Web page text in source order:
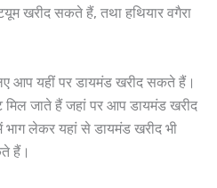
खरीद सकते हैं, तथा हथियार वगैरा
आप यहीं पर डायमंड खरीद सकते हैं।
जाते हैं जहां पर आप डायमंड खरीद
लेकर यहां से डायमंड खरीद भी
हैं।